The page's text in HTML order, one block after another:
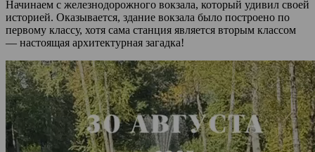
Начинаем с железнодорожного вокзала, который удивил своей
историей. Оказывается, здание вокзала было построено по
первому классу, хотя сама станция является вторым классом
— настоящая архитектурная загадка!